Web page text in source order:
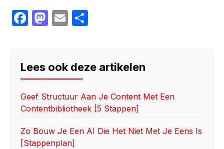
F
e
b
o
o
k
M
o
d
o
n
E
e
Lees ook deze artikelen
Geef Structuur Aan Je Content Met Een
Contentbibliotheek [5 Stappen]
Zo Bouw Je Een AI Die Het Niet Met Je Eens Is
[stappenplan]